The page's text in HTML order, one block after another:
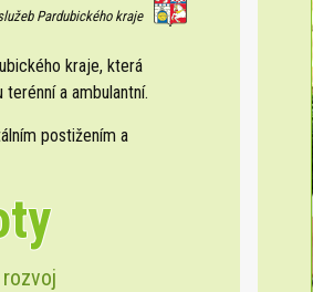
Pardubického kraje
kraje, která
a ambulantní.
postižením a